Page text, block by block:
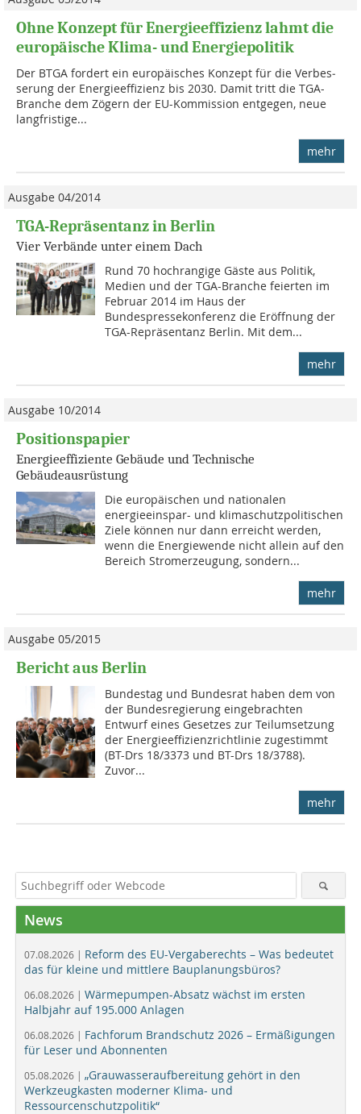
Ohne Konzept für Energieeffizienz lahmt die
europäische Klima- und Energiepolitik
Der BTGA fordert ein eu­ro­päi­sches Konzept für die Ver­bes­
se­rung der Energieeffizienz bis 2030. Damit tritt die TGA-
Branche dem Zögern der EU-Kommission entgegen, neue
langfristige...
mehr
Ausgabe 04/2014
TGA-Repräsentanz in Berlin
Vier Verbände unter einem Dach
Rund 70 hochrangige Gäste aus Politik,
Medien und der TGA-Branche feierten im
Februar 2014 im Haus der
Bundespressekonferenz die Eröffnung der
TGA-Repräsentanz Berlin. Mit dem...
mehr
Ausgabe 10/2014
Positionspapier
Energieeffiziente Gebäude und Technische
Gebäudeausrüstung
Die europäischen und nationa­len
energieeinspar- und klimaschutz­politischen
Ziele können nur dann erreicht werden,
wenn die Energiewende nicht allein auf den
Be­reich Stromerzeugung, sondern...
mehr
Ausgabe 05/2015
Bericht aus Berlin
Bundestag und Bundesrat haben dem von
der Bundesregierung eingebrachten
Entwurf eines Gesetzes zur Teilumsetzung
der Energieeffizienzrichtlinie zugestimmt
(BT-Drs 18/3373 und BT-Drs 18/3788).
Zuvor...
mehr
News
07.08.2026 | Reform des EU-Vergaberechts – Was bedeutet
das für kleine und mittlere Bauplanungsbüros?
06.08.2026 | Wärmepumpen-Absatz wächst im ersten
Halbjahr auf 195.000 Anlagen
06.08.2026 | Fachforum Brandschutz 2026 – Ermäßigungen
für Leser und Abonnenten
05.08.2026 | „Grauwasseraufbereitung gehört in den
Werkzeugkasten moderner Klima- und
Ressourcenschutzpolitik“